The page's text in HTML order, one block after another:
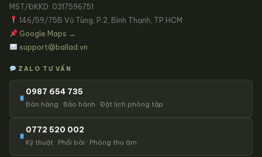
MST/ĐKKD: 0317596751
146/59/75B Vũ Tùng, P.2, Bình Thạnh, TP.HCM
Google Maps →
support@ballad.vn
ZALO TƯ VẤN
0987 654 735
Bán hàng · Bảo hành · Đặt lịch phòng tập
0772 520 002
Kỹ thuật · Phối bài · Phòng thu âm